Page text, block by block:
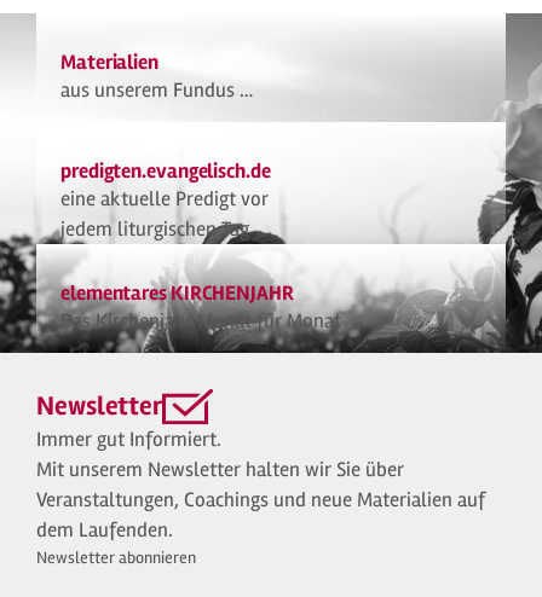
Materialien
aus unserem Fundus …
predigten.evangelisch.de
eine aktuelle Predigt vor
jedem liturgischen Tag
elementares KIRCHENJAHR
Das Kirchenjahr Monat für Monat
Newsletter
Immer gut Informiert.
Mit unserem Newsletter halten wir Sie über
Veranstaltungen, Coachings und neue Materialien auf
dem Laufenden.
Newsletter abonnieren